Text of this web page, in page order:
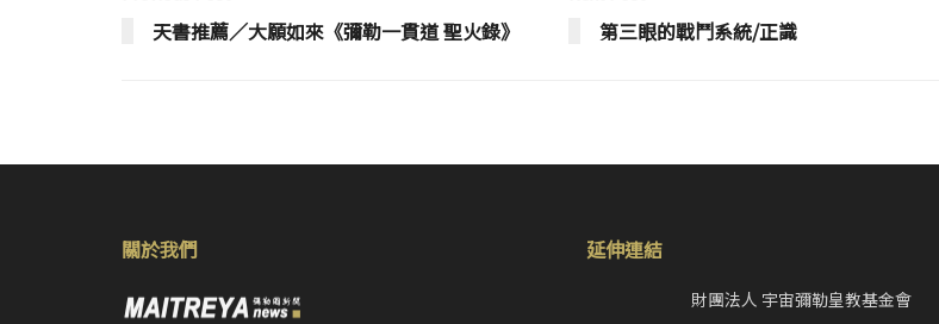
天書推薦／大願如來《彌勒一貫道 聖火錄》 第三眼的戰鬥系統/正識
關於我們 延伸連結
財團法人 宇宙彌勒皇教基金會